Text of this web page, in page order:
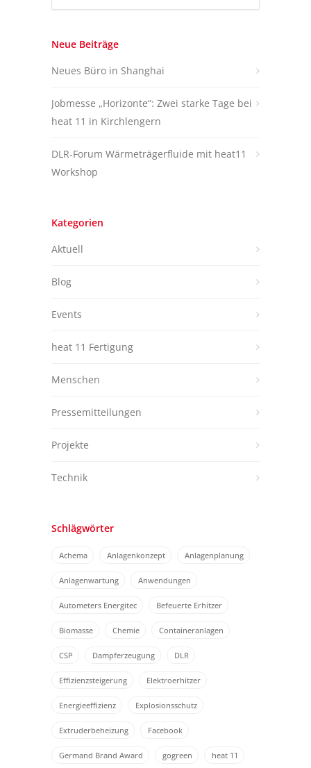
Neue Beiträge
Neues Büro in Shanghai
Jobmesse „Horizonte“: Zwei starke Tage bei
heat 11 in Kirchlengern
DLR-Forum Wärmeträgerfluide mit heat11
Workshop
Kategorien
Aktuell
Blog
Events
heat 11 Fertigung
Menschen
Pressemitteilungen
Projekte
Technik
Schlägwörter
Achema Anlagenkonzept Anlagenplanung
Anlagenwartung Anwendungen
Autometers Energitec Befeuerte Erhitzer
Biomasse Chemie Containeranlagen
CSP Dampferzeugung DLR
Effizienzsteigerung Elektroerhitzer
Energieeffizienz Explosionsschutz
Extruderbeheizung Facebook
Germand Brand Award gogreen heat 11